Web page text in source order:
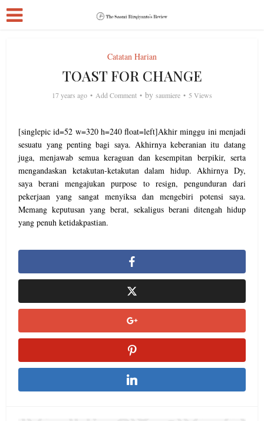
Catatan Harian
TOAST FOR CHANGE
17 years ago Add Comment by saumiere 5 Views
[singlepic id=52 w=320 h=240 float=left]Akhir minggu ini menjadi
sesuatu yang penting bagi saya. Akhirnya keberanian itu datang
juga, menjawab semua keraguan dan kesempitan berpikir, serta
mengandaskan ketakutan-ketakutan dalam hidup. Akhirnya Dy,
saya berani mengajukan purpose to resign, pengunduran dari
pekerjaan yang sangat menyiksa dan mengebiri potensi saya.
Memang keputusan yang berat, sekaligus berani ditengah hidup
yang penuh ketidakpastian.